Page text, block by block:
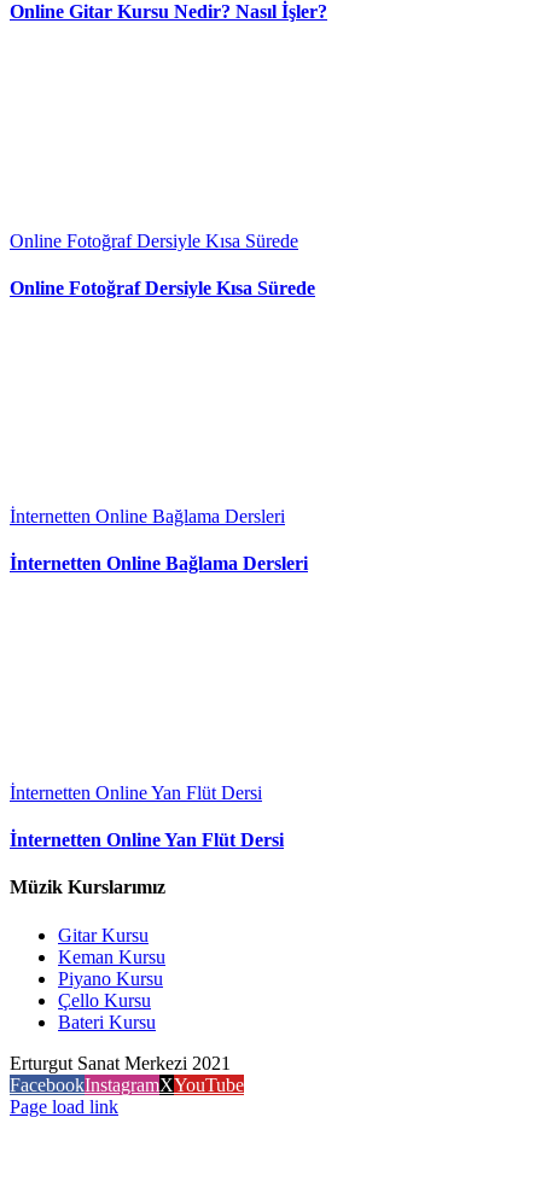
Online Gitar Kursu Nedir? Nasıl İşler?
Online Fotoğraf Dersiyle Kısa Sürede
Online Fotoğraf Dersiyle Kısa Sürede
İnternetten Online Bağlama Dersleri
İnternetten Online Bağlama Dersleri
İnternetten Online Yan Flüt Dersi
İnternetten Online Yan Flüt Dersi
Müzik Kurslarımız
Gitar Kursu
Keman Kursu
Piyano Kursu
Çello Kursu
Bateri Kursu
Erturgut Sanat Merkezi 2021
FacebookInstagramXYouTube
Page load link